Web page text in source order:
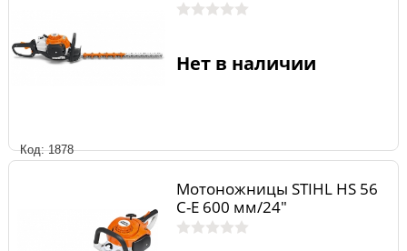
Код: 1878
Нет в наличии
Мотоножницы STIHL HS 56
C-E 600 мм/24"